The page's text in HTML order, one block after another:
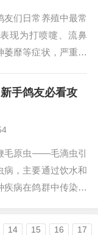
友们日常养殖中最常
现为打喷嚏、流鼻
萎靡等症状，严重时
本，习惯用家中常
手鸽友必看攻
毛原虫——毛滴虫引
病，主要通过饮水和
疾病在鸽群中传染迅
食欲不振、体重下降
14 15 16 17